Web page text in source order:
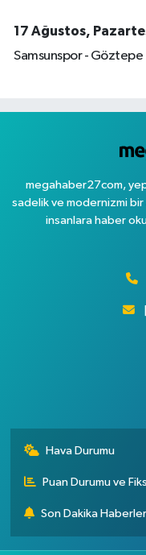
17 Ağustos,
Samsunspor - Göztepe
megahaber27com,
sadelik ve modernizmi
insanlara haber
Hava Durumu
Puan Durumu ve
Son Dakika